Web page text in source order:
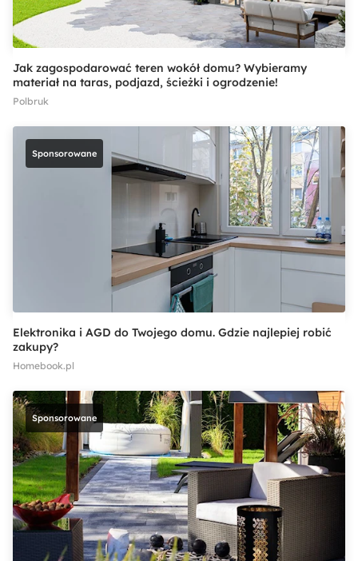
Jak zagospodarować teren wokół domu? Wybieramy
materiał na taras, podjazd, ścieżki i ogrodzenie!
Polbruk
Sponsorowane
Elektronika i AGD do Twojego domu. Gdzie najlepiej robić
zakupy?
Homebook.pl
Sponsorowane